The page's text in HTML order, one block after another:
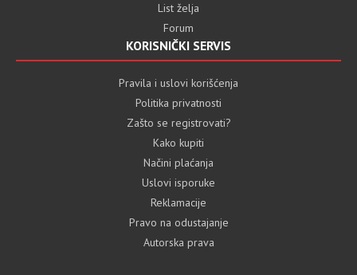
List želja
Forum
KORISNIČKI SERVIS
Pravila i uslovi korišćenja
Politika privatnosti
Zašto se registrovati?
Kako kupiti
Načini plaćanja
Uslovi isporuke
Reklamacije
Pravo na odustajanje
Autorska prava